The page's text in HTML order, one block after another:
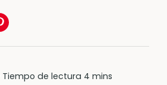
Tiempo de lectura 4 mins